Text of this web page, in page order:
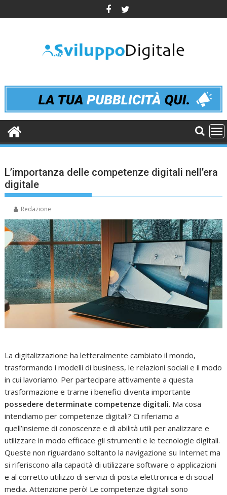
to
L’importanza delle competenze digitali nell’era
digitale
Redazione
La digitalizzazione ha letteralmente cambiato il mondo,
trasformando i modelli di business, le relazioni sociali e il modo
in cui lavoriamo. Per partecipare attivamente a questa
trasformazione e trarne i benefici diventa importante
possedere determinate competenze digitali. Ma cosa
intendiamo per competenze digitali? Ci riferiamo a
quell’insieme di conoscenze e di abilità utili per analizzare e
utilizzare in modo efficace gli strumenti e le tecnologie digitali.
Queste non riguardano soltanto la navigazione su Internet ma
si riferiscono alla capacità di utilizzare software o applicazioni
e al corretto utilizzo di servizi di posta elettronica e di social
media. Attenzione però! Le competenze digitali sono